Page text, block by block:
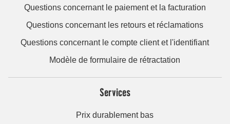
Questions concernant le paiement et la facturation
Questions concernant les retours et réclamations
Questions concernant le compte client et l'identifiant
Modèle de formulaire de rétractation
Services
Prix durablement bas